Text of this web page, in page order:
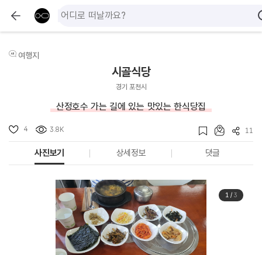
여행지
시골식당
경기 포천시
산정호수 가는 길에 있는 맛있는 한식당집
4 3.8K 11
사진보기 상세정보 댓글
1/ 3